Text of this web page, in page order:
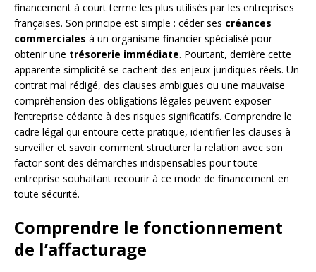
financement à court terme les plus utilisés par les entreprises
françaises. Son principe est simple : céder ses créances
commerciales à un organisme financier spécialisé pour
obtenir une trésorerie immédiate. Pourtant, derrière cette
apparente simplicité se cachent des enjeux juridiques réels. Un
contrat mal rédigé, des clauses ambiguës ou une mauvaise
compréhension des obligations légales peuvent exposer
l’entreprise cédante à des risques significatifs. Comprendre le
cadre légal qui entoure cette pratique, identifier les clauses à
surveiller et savoir comment structurer la relation avec son
factor sont des démarches indispensables pour toute
entreprise souhaitant recourir à ce mode de financement en
toute sécurité.
Comprendre le fonctionnement
de l’affacturage